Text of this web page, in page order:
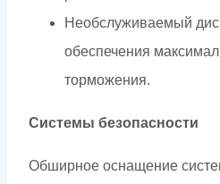
Необслуживаемый
обеспечения
торможения.
Системы безопасности
Обширное оснащение